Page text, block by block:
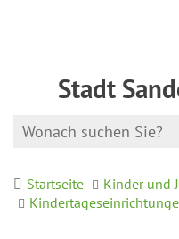
Stadt
Startseite
Kinder und